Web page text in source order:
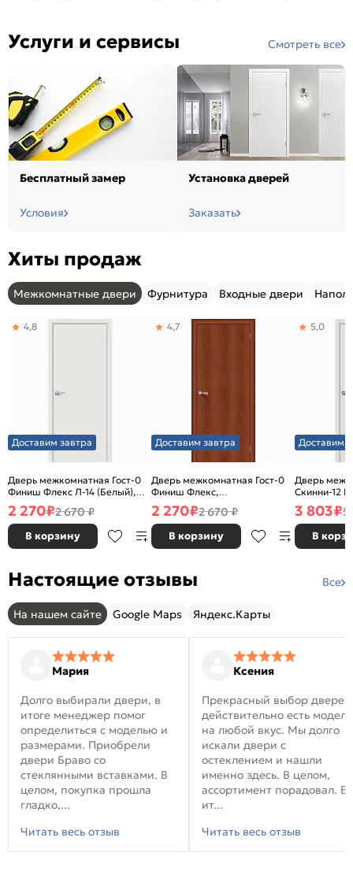
Услуги и сервисы Смотреть все
Бесплатный замер
Условия
Установка дверей
Заказать
Хиты продаж
Межкомнатные двери Фурнитура Входные двери
Доставим завтра
Дверь межкомнатная Гост-0
Финиш Флекс Л-14 (Белый),
глухая, каркасно-щитовая
4,8
2 270₽2 670 ₽
В корзину
Доставим завтра
Дверь межкомнатная Гост-0
Финиш Флекс,
Ламинированные Л-11
(ИталОрех), глухая, каркасно-
щитовая
4,7
2 270₽2 670 ₽
В корзину
Доставим
Дверь
Скинни-12
глухая,
5,0
3 803₽5
В
Настоящие отзывы Все
На нашем сайте Google Maps Яндекс.Карты
Мария
Долго выбирали двери, в
итоге менеджер помог
определиться с моделью и
размерами. Приобрели
двери Браво со
стеклянными вставками. В
целом, покупка прошла
гладко,...
Читать весь отзыв
Ксения
Прекрасный выбор
действительно есть модели
на любой вкус. Мы долго
искали двери с
остеклением и нашли
именно здесь. В целом,
ассортимент порадовал. В
ит...
Читать весь отзыв